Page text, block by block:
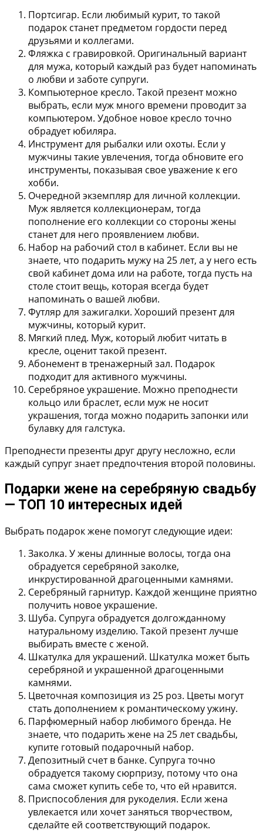
Портсигар. Если любимый курит, то такой
подарок станет предметом гордости перед
друзьями и коллегами.
Фляжка с гравировкой. Оригинальный вариант
для мужа, который каждый раз будет напоминать
о любви и заботе супруги.
Компьютерное кресло. Такой презент можно
выбрать, если муж много времени проводит за
компьютером. Удобное новое кресло точно
обрадует юбиляра.
Инструмент для рыбалки или охоты. Если у
мужчины такие увлечения, тогда обновите его
инструменты, показывая свое уважение к его
хобби.
Очередной экземпляр для личной коллекции.
Муж является коллекционерам, тогда
пополнение его коллекции со стороны жены
станет для него проявлением любви.
Набор на рабочий стол в кабинет. Если вы не
знаете, что подарить мужу на 25 лет, а у него есть
свой кабинет дома или на работе, тогда пусть на
столе стоит вещь, которая всегда будет
напоминать о вашей любви.
Футляр для зажигалки. Хороший презент для
мужчины, который курит.
Мягкий плед. Муж, который любит читать в
кресле, оценит такой презент.
Абонемент в тренажерный зал. Подарок
подходит для активного мужчины.
Серебряное украшение. Можно преподнести
кольцо или браслет, если муж не носит
украшения, тогда можно подарить запонки или
булавку для галстука.
Преподнести презенты друг другу несложно, если
каждый супруг знает предпочтения второй половины.
Подарки жене на серебряную свадьбу
— ТОП 10 интересных идей
Выбрать подарок жене помогут следующие идеи:
Заколка. У жены длинные волосы, тогда она
обрадуется серебряной заколке,
инкрустированной драгоценными камнями.
Серебряный гарнитур. Каждой женщине приятно
получить новое украшение.
Шуба. Супруга обрадуется долгожданному
натуральному изделию. Такой презент лучше
выбирать вместе с женой.
Шкатулка для украшений. Шкатулка может быть
серебряной и украшенной драгоценными
камнями.
Цветочная композиция из 25 роз. Цветы могут
стать дополнением к романтическому ужину.
Парфюмерный набор любимого бренда. Не
знаете, что подарить жене на 25 лет свадьбы,
купите готовый подарочный набор.
Депозитный счет в банке. Супруга точно
обрадуется такому сюрпризу, потому что она
сама сможет купить себе то, что ей нравится.
Приспособления для рукоделия. Если жена
увлекается или хочет заняться творчеством,
сделайте ей соответствующий подарок.